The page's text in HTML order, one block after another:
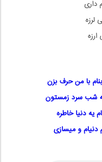
داری
با من حرف بزن
شب سرد زمستون
یه دنیا خاطره
و میسازی